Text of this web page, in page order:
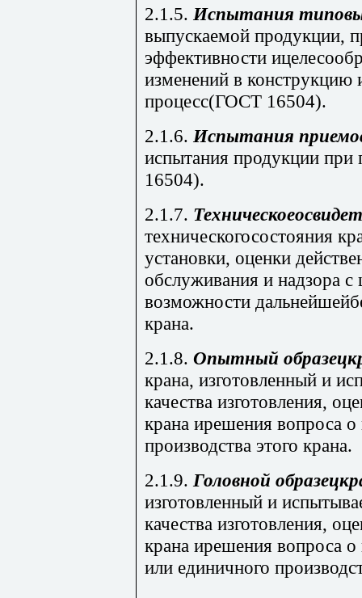
2.1.5. Испытания
выпускаемой продукции,
эффективности
изменений в конструкцию
процесс(ГОСТ 16504).
2.1.6. Испытания
испытания продукции
16504).
2.1.7.
техническогосостояния
установки, оценки
обслуживания и надзора с
возможности
крана.
2.1.8. Опытный образец
крана, изготовленный и
качества изготовления,
крана ирешения вопроса
производства этого крана.
2.1.9. Головной образец
изготовленный и
качества изготовления,
крана ирешения вопроса
или единичного